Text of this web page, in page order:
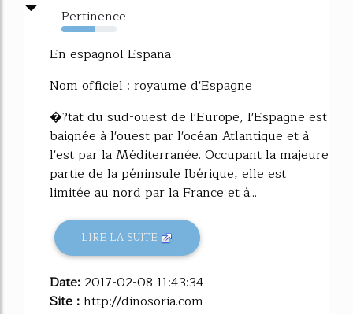
Pertinence
61%
En espagnol Espana
Nom officiel : royaume d'Espagne
�?tat du sud-ouest de l'Europe, l'Espagne est
baignée à l'ouest par l'océan Atlantique et à
l'est par la Méditerranée. Occupant la majeure
partie de la péninsule Ibérique, elle est
limitée au nord par la France et à...
LIRE LA SUITE
Date: 2017-02-08 11:43:34
Site :http://dinosoria.com